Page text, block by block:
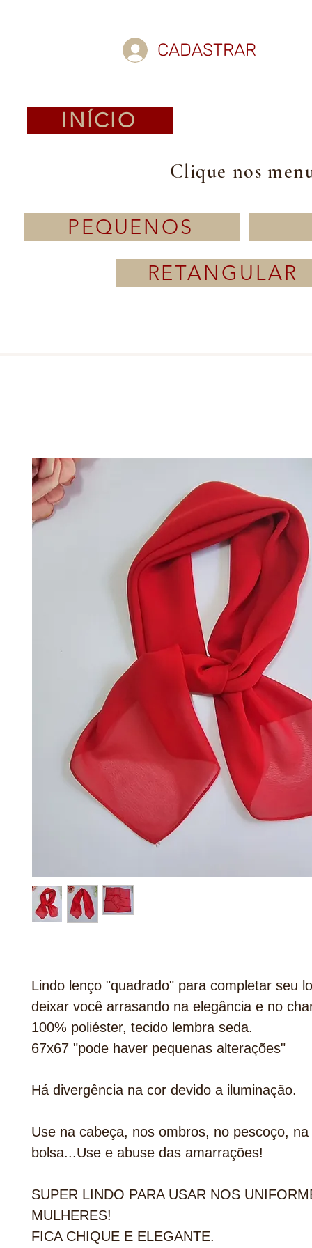
CADASTRAR
INÍCIO
Clique nos
PEQUENOS
RETANGULAR
Lindo lenço "quadrado" para completar seu
deixar você arrasando na elegância e no
100% poliéster, tecido lembra seda.
67x67 "pode haver pequenas alterações"
Há divergência na cor devido a iluminação.
Use na cabeça, nos ombros, no pescoço,
bolsa...Use e abuse das amarrações!
SUPER LINDO PARA USAR NOS
MULHERES!
FICA CHIQUE E ELEGANTE.